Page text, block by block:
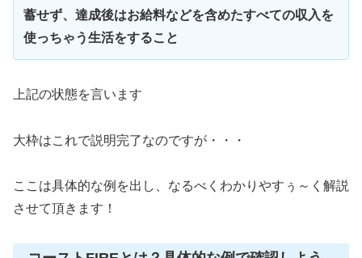
蓄せず、達成後はお給料などを含めたすべての収入を
使っちゃう生活をすること
上記の状態を言います
大枠はこれで説明完了なのですが・・・
ここは具体的な例を出し、なるべくわかりやすぅ～く解説
させて頂きます！